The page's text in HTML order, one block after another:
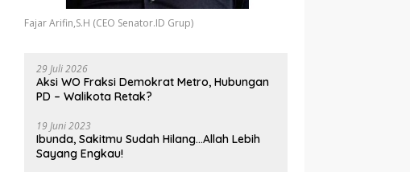
Fajar Arifin,S.H (CEO Senator.ID Grup)
29 Juli 2026
Aksi WO Fraksi Demokrat Metro, Hubungan
PD – Walikota Retak?
19 Juni 2023
Ibunda, Sakitmu Sudah Hilang…Allah Lebih
Sayang Engkau!